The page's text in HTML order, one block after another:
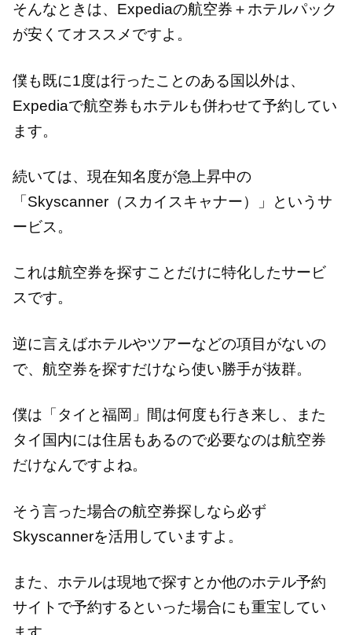
そんなときは、Expediaの航空券＋ホテルパック
が安くてオススメですよ。
僕も既に1度は行ったことのある国以外は、
Expediaで航空券もホテルも併わせて予約してい
ます。
続いては、現在知名度が急上昇中の
「Skyscanner（スカイスキャナー）」というサ
ービス。
これは航空券を探すことだけに特化したサービ
スです。
逆に言えばホテルやツアーなどの項目がないの
で、航空券を探すだけなら使い勝手が抜群。
僕は「タイと福岡」間は何度も行き来し、また
タイ国内には住居もあるので必要なのは航空券
だけなんですよね。
そう言った場合の航空券探しなら必ず
Skyscannerを活用していますよ。
また、ホテルは現地で探すとか他のホテル予約
サイトで予約するといった場合にも重宝してい